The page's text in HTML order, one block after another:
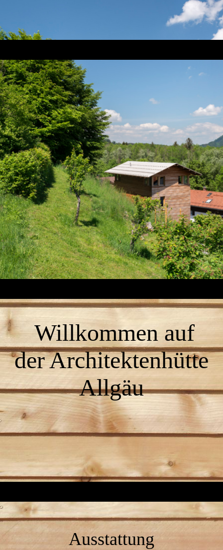
Willkommen auf
der Architektenhütte
Allgäu
Ausstattung